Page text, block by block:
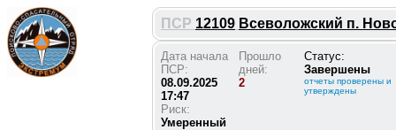
ПСР 12109 Всеволожский п.
Дата начала
ПСР:
08.09.2025
17:47
Риск:
Умеренный
Прошло
дней:
2
Статус:
Завершены
отчеты проверены и
утверждены